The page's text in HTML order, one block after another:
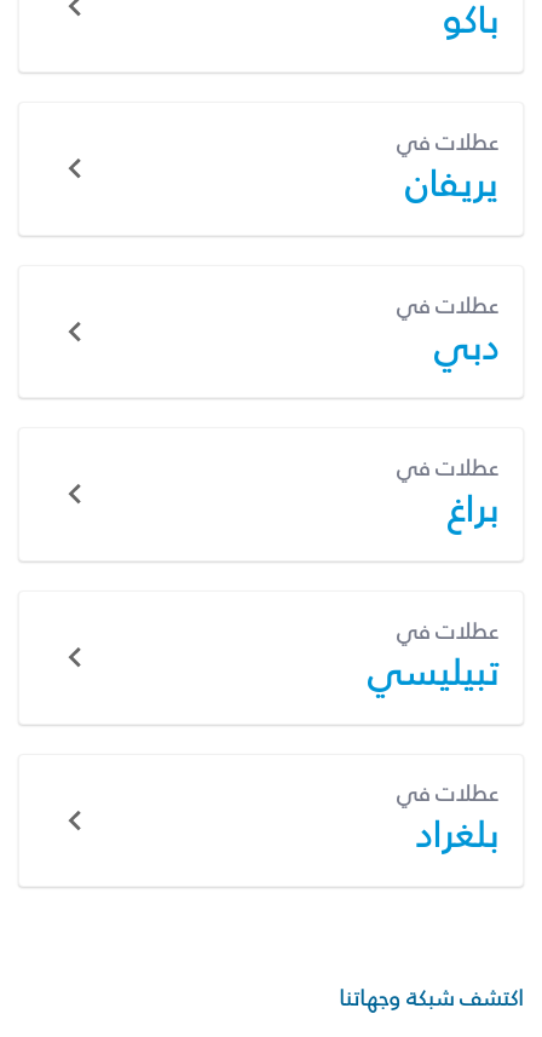
باكو
عطلات في
يريفان
عطلات في
دبي
عطلات في
براغ
عطلات في
تبيليسي
عطلات في
بلغراد
اكتشف شبكة وجهاتنا